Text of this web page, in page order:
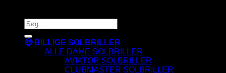
Søg
efter:
🤑 BILLIGE SOLBRILLER
ALLE DAME SOLBRILLER
AVIATOR SOLBRILLER
CLUBMASTER SOLBRILLER